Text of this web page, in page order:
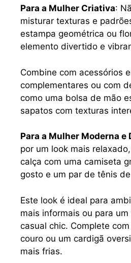
Para a Mulher Criativa:
misturar texturas e
estampa geométrica ou
elemento divertido e
Combine com acessórios
complementares ou com
como uma bolsa de mão
sapatos com texturas
Para a Mulher Moderna e
por um look mais
calça com uma camiseta
gosto e um par de tênis
Este look é ideal para
mais informais ou para
casual chic. Complete
couro ou um cardigã
mais frias.